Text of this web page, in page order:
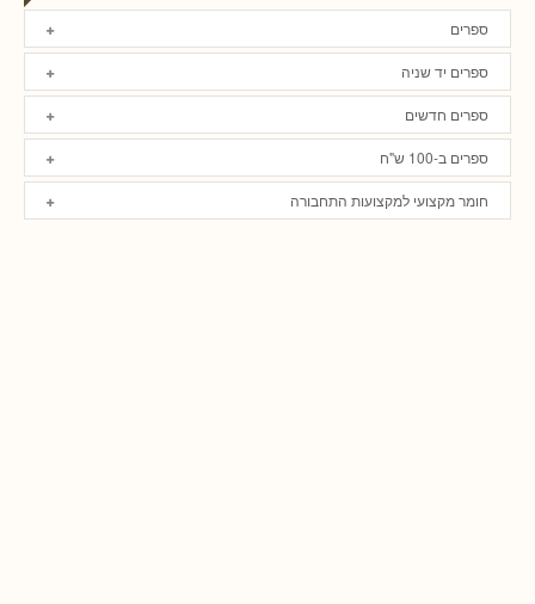
ספרים
ספרים יד שניה
ספרים חדשים
ספרים ב-100 ש"ח
חומר מקצועי למקצועות התחבורה